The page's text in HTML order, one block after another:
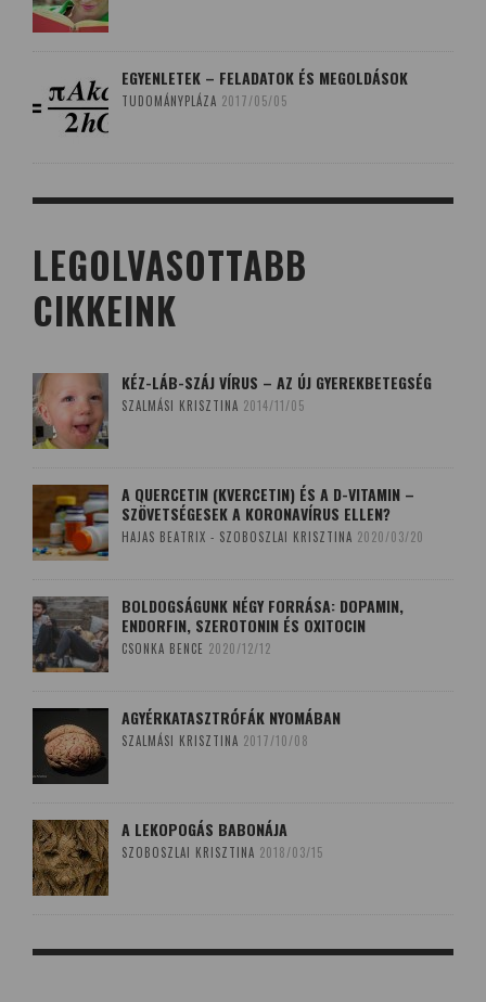
EGYENLETEK – FELADATOK ÉS MEGOLDÁSOK
TUDOMÁNYPLÁZA 2017/05/05
LEGOLVASOTTABB
CIKKEINK
KÉZ-LÁB-SZÁJ VÍRUS – AZ ÚJ GYEREKBETEGSÉG
SZALMÁSI KRISZTINA 2014/11/05
A QUERCETIN (KVERCETIN) ÉS A D-VITAMIN –
SZÖVETSÉGESEK A KORONAVÍRUS ELLEN?
HAJAS BEATRIX - SZOBOSZLAI KRISZTINA 2020/03/20
BOLDOGSÁGUNK NÉGY FORRÁSA: DOPAMIN,
ENDORFIN, SZEROTONIN ÉS OXITOCIN
CSONKA BENCE 2020/12/12
AGYÉRKATASZTRÓFÁK NYOMÁBAN
SZALMÁSI KRISZTINA 2017/10/08
A LEKOPOGÁS BABONÁJA
SZOBOSZLAI KRISZTINA 2018/03/15